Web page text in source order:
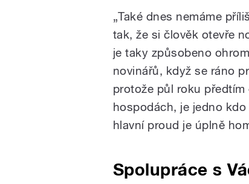
„Také dnes nemáme
tak, že si člověk otevře
je taky způsobeno
novinářů, když se ráno
protože půl roku
hospodách, je jedno
hlavní proud je úplně
Spolupráce s